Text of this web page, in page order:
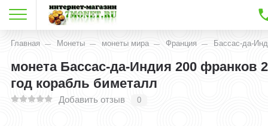
Главная Монеты монеты мира Франция Бассас-да-
монета Бассас-да-Индия 200 франков
год корабль биметалл
Добавить отзыв 0